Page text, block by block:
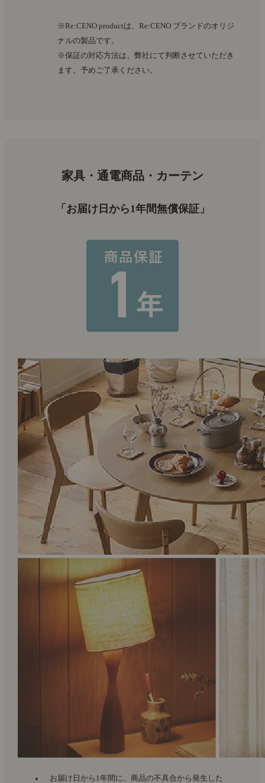
※Re:CENO productは、Re:CENO ブランドのオリジ
ナルの製品です。
※保証の対応方法は、弊社にて判断させていただき
ます。予めご了承ください。
家具・通電商品・カーテン
「お届け日から1年間無償保証」
お届け日から1年間に、商品の不具合から発生した